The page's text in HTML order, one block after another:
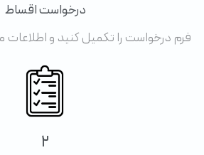
درخواست اقساط
فرم درخواست را تکمیل کنید و اطلاعات
2